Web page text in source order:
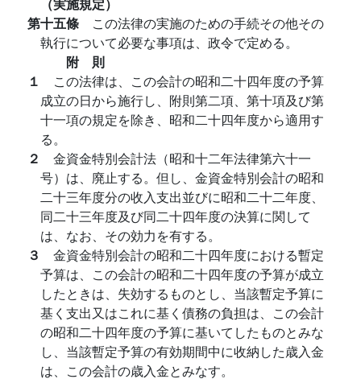
第十五條 この法律の実施のための手続その他その
執行について必要な事項は、政令で定める。
附 則
１ この法律は、この会計の昭和二十四年度の予算
成立の日から施行し、附則第二項、第十項及び第
十一項の規定を除き、昭和二十四年度から適用す
る。
２ 金資金特別会計法（昭和十二年法律第六十一
号）は、廃止する。但し、金資金特別会計の昭和
二十三年度分の收入支出並びに昭和二十二年度、
同二十三年度及び同二十四年度の決算に関して
は、なお、その効力を有する。
３ 金資金特別会計の昭和二十四年度における暫定
予算は、この会計の昭和二十四年度の予算が成立
したときは、失効するものとし、当該暫定予算に
基く支出又はこれに基く債務の負担は、この会計
の昭和二十四年度の予算に基いてしたものとみな
し、当該暫定予算の有効期間中に收納した歳入金
は、この会計の歳入金とみなす。